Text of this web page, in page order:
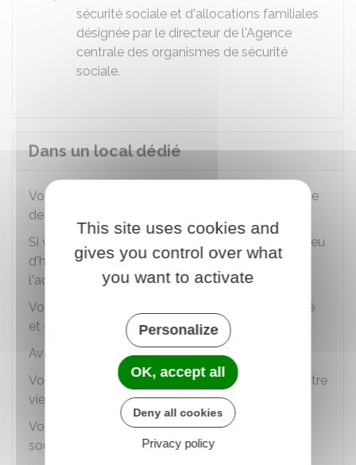
sécurité sociale et d'allocations familiales
désignée par le directeur de l'Agence
centrale des organismes de sécurité
sociale.
Dans un local dédié
Vous pouvez louer un local pour en faire l'adresse
de votre entreprise.
Si vous possédez déjà un local autre que votre lieu
d'habitation, vous pouvez décider d'en faire
l'adresse de votre entreprise.
Vous pouvez aussi choisir de louer un local dédié
et conclure un bail commercial ou professionnel.
Avantages et inconvénients
Vous préservez votre logement personnel de votre
vie professionnelle.
Vous gérez de façon indépendante votre siège
social.
This site uses cookies and
gives you control over what
you want to activate
Personalize
OK, accept all
Deny all cookies
Privacy policy